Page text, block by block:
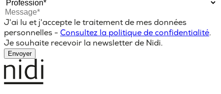
J'ai lu et j'accepte le traitement de mes données
personnelles - Consultez la politique de confidentialité.
Je souhaite recevoir la newsletter de Nidi.
Envoyer